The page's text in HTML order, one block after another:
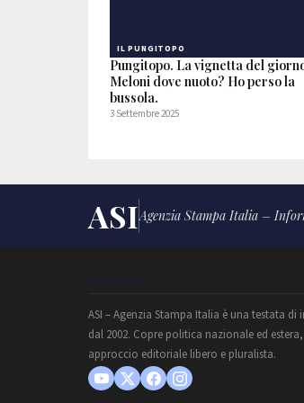
IL PUNGITOPO
Pungitopo. La vignetta del
Meloni dove nuoto? Ho perso la
bussola.
3 Settembre 2025
ASIAgenzia Stampa Italia –
CHI SIAMO
ASI – Agenzia Stampa Italia è una testata
dal 2002. Copre politica nazionale ed
approccio editoriale libero e pluralista.